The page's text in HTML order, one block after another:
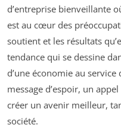
d’entreprise bienveillante
est au cœur des
soutient et les résultats
tendance qui se dessine
d’une économie au
message d’espoir, un
créer un avenir meilleur,
société.